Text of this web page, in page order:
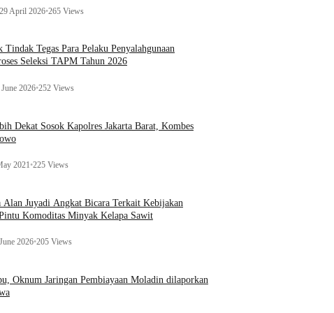
April 2026•265 Views
Tindak Tegas Para Pelaku Penyalahgunaan
Seleksi TAPM Tahun 2026
2026•252 Views
Dekat Sosok Kapolres Jakarta Barat, Kombes
2021•225 Views
Juyadi Angkat Bicara Terkait Kebijakan
Komoditas Minyak Kelapa Sawit
2026•205 Views
Oknum Jaringan Pembiayaan Moladin dilaporkan